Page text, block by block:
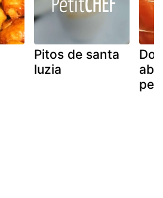
Pitos de santa
luzia